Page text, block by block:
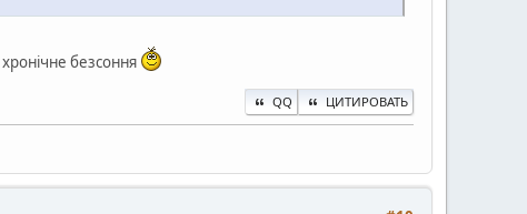
безсоння
QQ ЦИТИРОВАТЬ